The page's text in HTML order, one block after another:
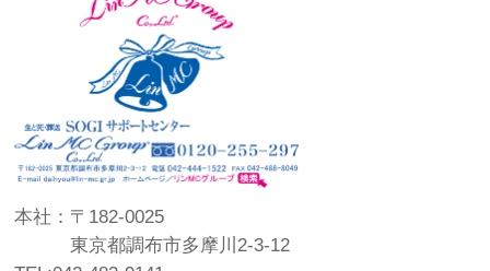
本社：〒182-0025
東京都調布市多摩川2-3-12